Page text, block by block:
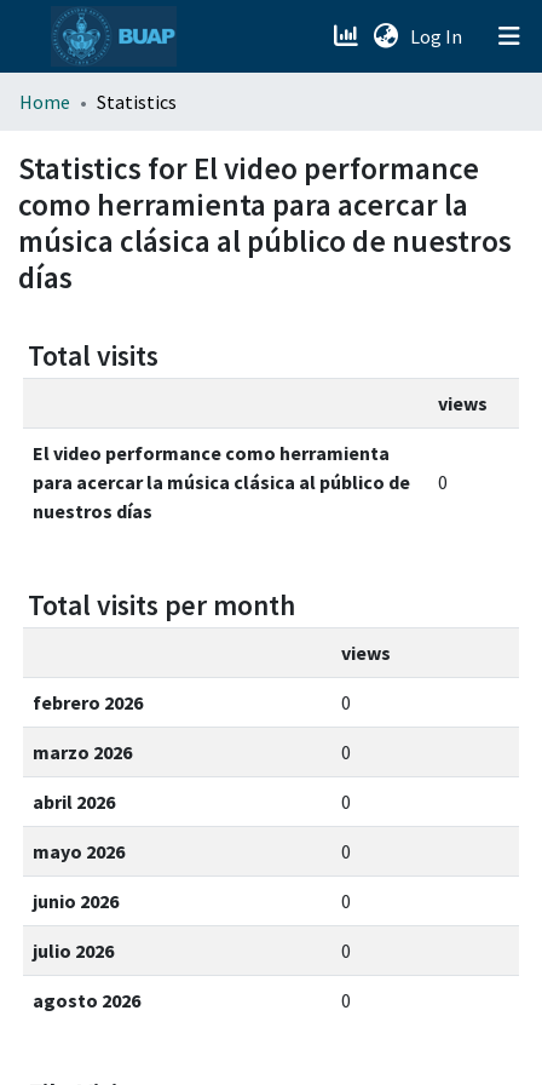
Log In (current)
menu.section.about_menu
All of DSpace
Home Statistics
Statistics for El video performance
como herramienta para acercar la
música clásica al público de nuestros
días
Total visits
views
El video performance como herramienta
para acercar la música clásica al público de
nuestros días
0
Total visits per month
views
febrero 2026 0
marzo 2026 0
abril 2026 0
mayo 2026 0
junio 2026 0
julio 2026 0
agosto 2026 0